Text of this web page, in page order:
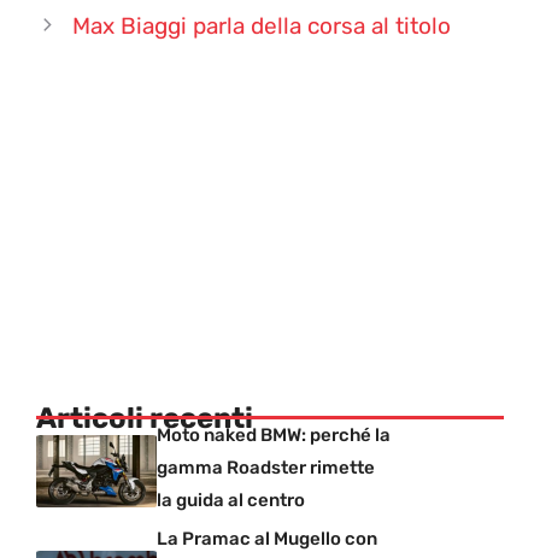
Max Biaggi parla della corsa al titolo
Articoli recentiMoto naked BMW: perché la
gamma Roadster rimette
la guida al centro
La Pramac al Mugello con